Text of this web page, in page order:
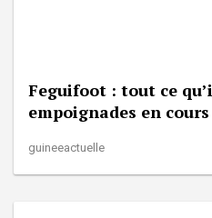
Feguifoot : tout ce
empoignades en cours
guineeactuelle